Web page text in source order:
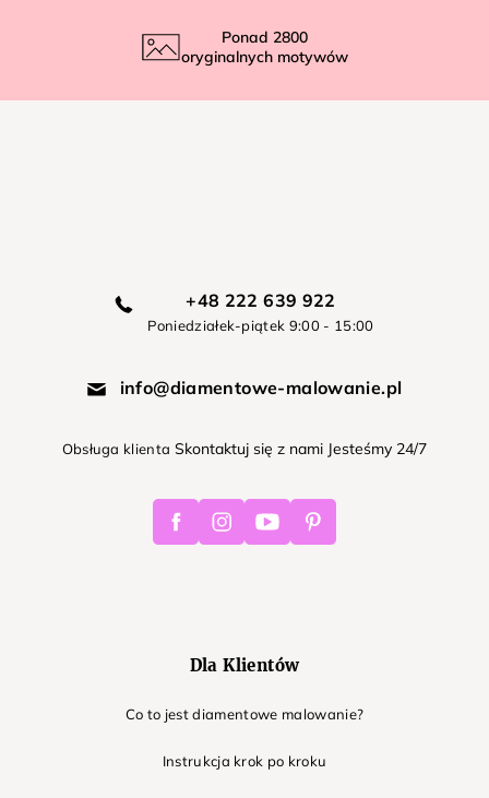
Ponad 2800
oryginalnych motywów
+48 222 639 922
Poniedziałek-piątek 9:00 - 15:00
info@diamentowe-malowanie.pl
Obsługa klienta Skontaktuj się z nami Jesteśmy 24/7
FacebookInstagramYoutube Pinterest
Dla Klientów
Co to jest diamentowe malowanie?
Instrukcja krok po kroku